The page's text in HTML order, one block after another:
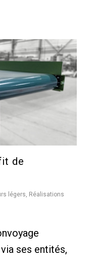
de
légers, Réalisations
ses entités,